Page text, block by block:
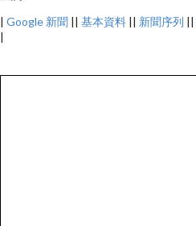
| Google 新聞 || 基本資料 || 新聞序列 ||
|